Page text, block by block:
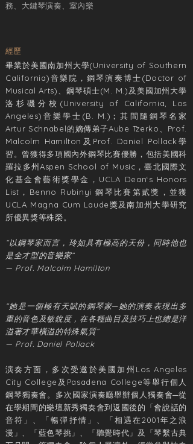
務、大鍵琴演奏、室內樂
經歷
畢業於美國南加州大學(University of Southern
California)音樂院，鋼琴演奏博士(Doctor of
Musical Arts)、鋼琴碩士(M. M.)及美國加州大學
洛杉磯分校(University of California, Los
Angeles)音樂學士(B. M.)；其間隨鋼琴名家
Artur Schnabel的嫡傳弟子Aube Tzerko、Prof.
Malcolm Hamilton及Prof. Daniel Pollack學
習。曾獲得多項國內外鋼琴比賽優勝，包括美國科
羅拉多州Aspen School of Music，臺北國際文
化基金會藝術獎學金，UCLA Dean‘s Honors
List，Benno Rubinyi 鋼琴比賽第貳獎，並獲
UCLA Magna Cum Laude獎及南加州大學研究
所優異獎等殊榮。
“以鋼琴家而言，玲如具有極高的天份，同時他也
是全才型的音樂家”
— Prof. Malcolm Hamilton
“她是一個極有天賦的鋼琴家─她的演奏表現出多
重的音色及敏銳度，在各種曲目及技巧上也總是洋
溢著才華橫溢的特殊氣質”
— Prof. Daniel Pollack
演奏方面，多次受邀於美國加州Los Angeles
City College及Pasadena College等舉行個人
鋼琴獨奏會。多次國家演奏廳舉辦個人獨奏會─從
在學期間的樂壇新秀獨奏會到返國後的「會說話的
音符」、「暢彈抒情」、「相遇在2001年之浪
漫」、「藍色琴挑」、「聽覺時代」及「琴繫古典